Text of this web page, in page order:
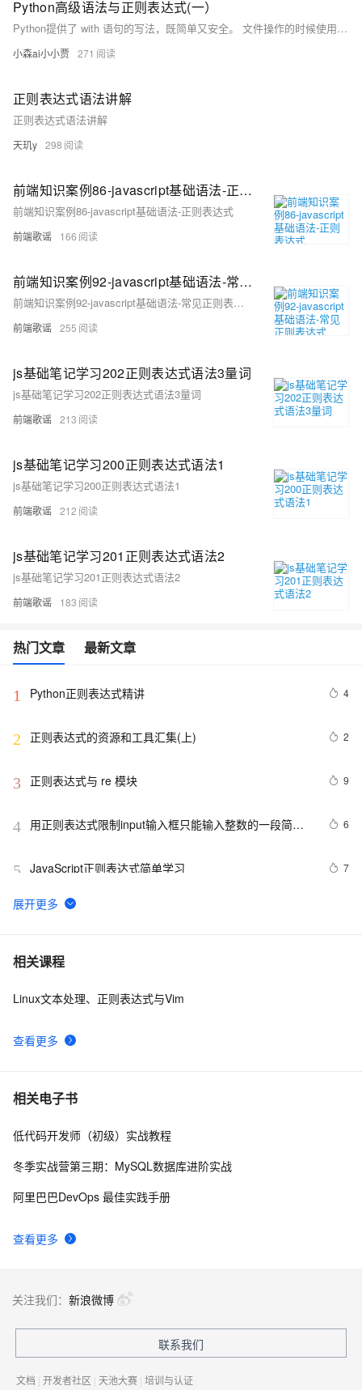
Python高级语法与正则表达式(一）
Python提供了 with 语句的写法，既简单又安全。 文件操作的时候使用with语句可以自动调用关闭文件操作，即使出现异常也会自动关闭文件操作。
小森ai小小贾 271
正则表达式语法讲解
正则表达式语法讲解
天玑y 298
前端知识案例86-javascript基础语法-正则表达式
前端知识案例86-javascript基础语法-正则表达式
前端歌谣 166
前端知识案例92-javascript基础语法-常见正则表达式
前端知识案例92-javascript基础语法-常见正则表达式
前端歌谣 255
js基础笔记学习202正则表达式语法3量词
js基础笔记学习202正则表达式语法3量词
前端歌谣 213
js基础笔记学习200正则表达式语法1
js基础笔记学习200正则表达式语法1
前端歌谣 212
js基础笔记学习201正则表达式语法2
js基础笔记学习201正则表达式语法2
前端歌谣 183
热门文章 最新文章
1 Python正则表达式精讲 4
2 正则表达式的资源和工具汇集(上) 2
3 正则表达式与 re 模块 9
4 用正则表达式限制input输入框只能输入整数的一段简单
6
5 JavaScript正则表达式简单学习 7
6 正则表达式之替换——replaceAll()方法
7 电话号码正则表达式 代码 javascript+html,JS正则表达
8 python_正则表达式
9 正则表达式入门
10
相关课程
查看更多
Linux文本处理、正则表达式与Vim
相关电子书
查看更多
低代码开发师（初级）实战教程
冬季实战营第三期：MySQL数据库进阶实战
阿里巴巴DevOps 最佳实践手册
关注我们： 新浪微博
联系我们
文档 | 开发者社区 | 天池大赛 | 培训与认证